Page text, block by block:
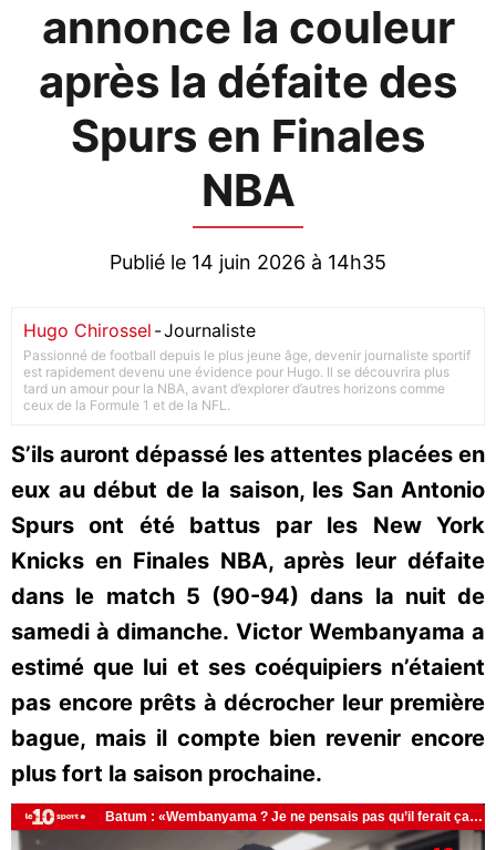
annonce la couleur
après la défaite des
Spurs en Finales
NBA
Publié le 14 juin 2026 à 14h35
Hugo Chirossel -Journaliste
Passionné de football depuis le plus jeune âge, devenir journaliste sportif
est rapidement devenu une évidence pour Hugo. Il se découvrira plus
tard un amour pour la NBA, avant d’explorer d’autres horizons comme
ceux de la Formule 1 et de la NFL.
S’ils auront dépassé les attentes placées en
eux au début de la saison, les San Antonio
Spurs ont été battus par les New York
Knicks en Finales NBA, après leur défaite
dans le match 5 (90-94) dans la nuit de
samedi à dimanche. Victor Wembanyama a
estimé que lui et ses coéquipiers n’étaient
pas encore prêts à décrocher leur première
bague, mais il compte bien revenir encore
plus fort la saison prochaine.